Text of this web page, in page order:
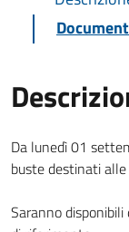
Da lunedì 01
buste destinati
Saranno